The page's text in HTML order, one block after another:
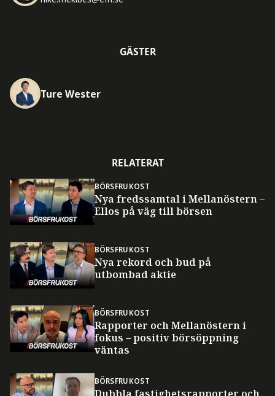
GÄSTER
Ture Wester
RELATERAT
BÖRSFRUKOST
Nya fredssamtal i Mellanöstern –
Ellos på väg till börsen
BÖRSFRUKOST
Nya rekord och bud på
utbombad aktie
BÖRSFRUKOST
Rapporter och Mellanöstern i
fokus – positiv börsöppning
väntas
BÖRSFRUKOST